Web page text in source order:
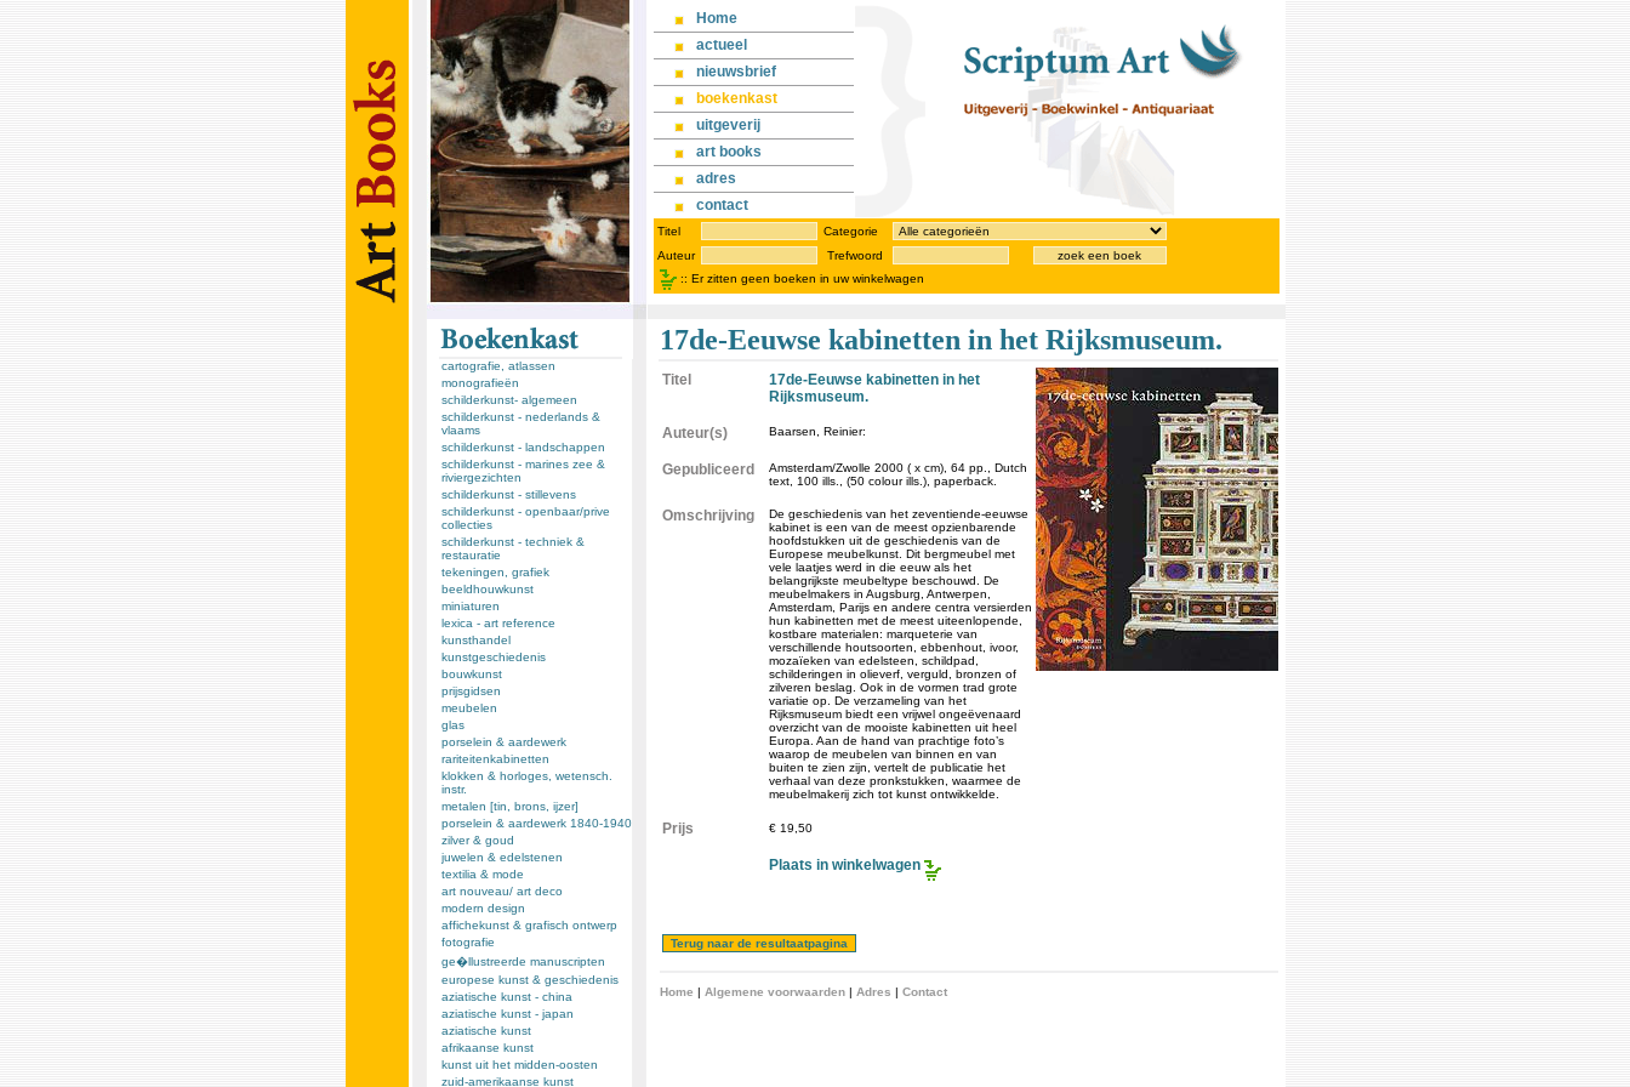
Home
actueel
nieuwsbrief
boekenkast
uitgeverij
art books
adres
contact
Titel
Categorie
Auteur
Trefwoord
zoek een boek
:: Er zitten geen boeken in uw winkelwagen
cartografie, atlassen
monografieën
schilderkunst- algemeen
schilderkunst - nederlands &
vlaams
schilderkunst - landschappen
schilderkunst - marines zee &
riviergezichten
schilderkunst - stillevens
schilderkunst - openbaar/prive
collecties
schilderkunst - techniek &
restauratie
tekeningen, grafiek
beeldhouwkunst
miniaturen
lexica - art reference
kunsthandel
kunstgeschiedenis
bouwkunst
prijsgidsen
meubelen
glas
porselein & aardewerk
rariteitenkabinetten
klokken & horloges, wetensch.
instr.
metalen [tin, brons, ijzer]
porselein & aardewerk 1840-1940
zilver & goud
juwelen & edelstenen
textilia & mode
art nouveau/ art deco
modern design
affichekunst & grafisch ontwerp
fotografie
ge�llustreerde manuscripten
europese kunst & geschiedenis
aziatische kunst - china
aziatische kunst - japan
aziatische kunst
afrikaanse kunst
kunst uit het midden-oosten
zuid-amerikaanse kunst
17de-Eeuwse kabinetten in het Rijksmuseum.
Titel
17de-Eeuwse kabinetten in het
Rijksmuseum.
Auteur(s) Baarsen, Reinier:
Gepubliceerd
Amsterdam/Zwolle 2000 ( x cm), 64 pp., Dutch
text, 100 ills., (50 colour ills.), paperback.
Omschrijving
De geschiedenis van het zeventiende-eeuwse
kabinet is een van de meest opzienbarende
hoofdstukken uit de geschiedenis van de
Europese meubelkunst. Dit bergmeubel met
vele laatjes werd in die eeuw als het
belangrijkste meubeltype beschouwd. De
meubelmakers in Augsburg, Antwerpen,
Amsterdam, Parijs en andere centra versierden
hun kabinetten met de meest uiteenlopende,
kostbare materialen: marqueterie van
verschillende houtsoorten, ebbenhout, ivoor,
mozaïeken van edelsteen, schildpad,
schilderingen in olieverf, verguld, bronzen of
zilveren beslag. Ook in de vormen trad grote
variatie op. De verzameling van het
Rijksmuseum biedt een vrijwel ongeëvenaard
overzicht van de mooiste kabinetten uit heel
Europa. Aan de hand van prachtige foto’s
waarop de meubelen van binnen en van
buiten te zien zijn, vertelt de publicatie het
verhaal van deze pronkstukken, waarmee de
meubelmakerij zich tot kunst ontwikkelde.
Prijs € 19,50
Plaats in winkelwagen
Home | Algemene voorwaarden| Adres | Contact